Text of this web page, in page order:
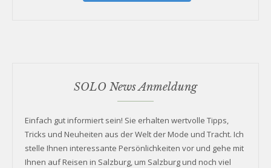
SOLO News Anmeldung
Einfach gut informiert sein! Sie erhalten wertvolle Tipps,
Tricks und Neuheiten aus der Welt der Mode und Tracht. Ich
stelle Ihnen interessante Persönlichkeiten vor und gehe mit
Ihnen auf Reisen in Salzburg, um Salzburg und noch viel